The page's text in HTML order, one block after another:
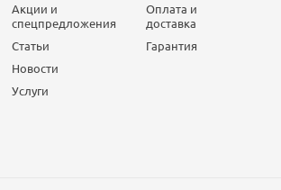
Акции и
спецпредложения
Статьи
Новости
Услуги
Оплата и
доставка
Гарантия